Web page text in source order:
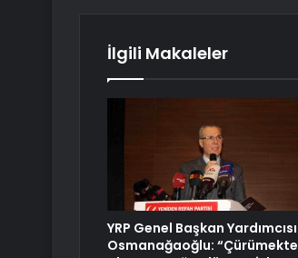
İlgili Makaleler
YRP Genel Başkan Yardımcısı
Osmanağaoğlu: “Çürümekte